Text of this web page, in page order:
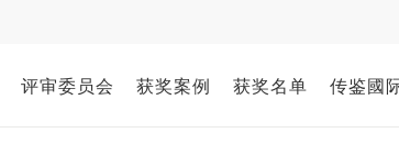
评审委员会 获奖案例 获奖名单 传鉴國